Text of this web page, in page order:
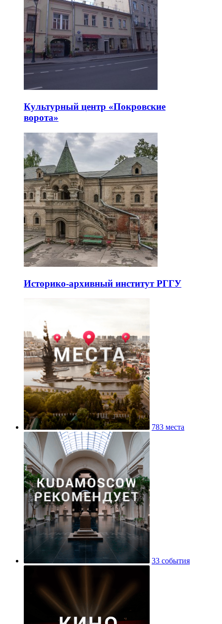
Культурный центр «Покровские
ворота»
Историко-архивный институт РГГУ
783 места
33 события